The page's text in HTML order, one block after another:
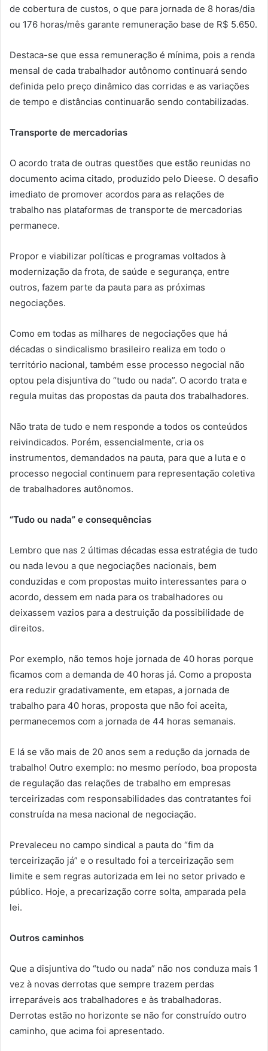
de cobertura de custos, o que para jornada de 8 horas/dia
ou 176 horas/mês garante remuneração base de R$ 5.650.
Destaca-se que essa remuneração é mínima, pois a renda
mensal de cada trabalhador autônomo continuará sendo
definida pelo preço dinâmico das corridas e as variações
de tempo e distâncias continuarão sendo contabilizadas.
Transporte de mercadorias
O acordo trata de outras questões que estão reunidas no
documento acima citado, produzido pelo Dieese. O desafio
imediato de promover acordos para as relações de
trabalho nas plataformas de transporte de mercadorias
permanece.
Propor e viabilizar políticas e programas voltados à
modernização da frota, de saúde e segurança, entre
outros, fazem parte da pauta para as próximas
negociações.
Como em todas as milhares de negociações que há
décadas o sindicalismo brasileiro realiza em todo o
território nacional, também esse processo negocial não
optou pela disjuntiva do “tudo ou nada”. O acordo trata e
regula muitas das propostas da pauta dos trabalhadores.
Não trata de tudo e nem responde a todos os conteúdos
reivindicados. Porém, essencialmente, cria os
instrumentos, demandados na pauta, para que a luta e o
processo negocial continuem para representação coletiva
de trabalhadores autônomos.
“Tudo ou nada” e consequências
Lembro que nas 2 últimas décadas essa estratégia de tudo
ou nada levou a que negociações nacionais, bem
conduzidas e com propostas muito interessantes para o
acordo, dessem em nada para os trabalhadores ou
deixassem vazios para a destruição da possibilidade de
direitos.
Por exemplo, não temos hoje jornada de 40 horas porque
ficamos com a demanda de 40 horas já. Como a proposta
era reduzir gradativamente, em etapas, a jornada de
trabalho para 40 horas, proposta que não foi aceita,
permanecemos com a jornada de 44 horas semanais.
E lá se vão mais de 20 anos sem a redução da jornada de
trabalho! Outro exemplo: no mesmo período, boa proposta
de regulação das relações de trabalho em empresas
terceirizadas com responsabilidades das contratantes foi
construída na mesa nacional de negociação.
Prevaleceu no campo sindical a pauta do “fim da
terceirização já” e o resultado foi a terceirização sem
limite e sem regras autorizada em lei no setor privado e
público. Hoje, a precarização corre solta, amparada pela
lei.
Outros caminhos
Que a disjuntiva do “tudo ou nada” não nos conduza mais 1
vez à novas derrotas que sempre trazem perdas
irreparáveis aos trabalhadores e às trabalhadoras.
Derrotas estão no horizonte se não for construído outro
caminho, que acima foi apresentado.